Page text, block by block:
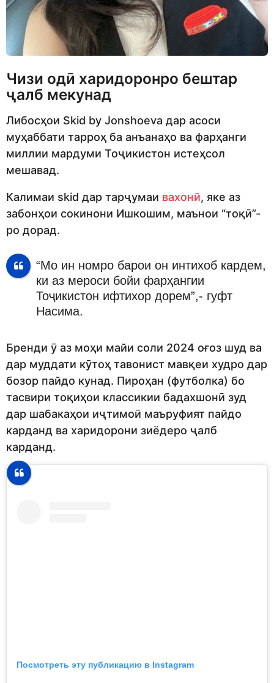
Чизи одӣ харидоронро бештар
ҷалб мекунад
Либосҳои Skid by Jonshoeva дар асоси
муҳаббати тарроҳ ба анъанаҳо ва фарҳанги
миллии мардуми Тоҷикистон истеҳсол
мешавад.
Калимаи skid дар тарҷумаи вахонӣ, яке аз
забонҳои сокинони Ишкошим, маънои “тоқӣ”-
ро дорад.
“Мо ин номро барои он интихоб кардем,
ки аз мероси бойи фарҳангии
Тоҷикистон ифтихор дорем”,- гуфт
Насима.
Бренди ӯ аз моҳи майи соли 2024 оғоз шуд ва
дар муддати кӯтоҳ тавонист мавқеи худро дар
бозор пайдо кунад. Пироҳан (футболка) бо
тасвири тоқиҳои классикии бадахшонӣ зуд
дар шабакаҳои иҷтимоӣ маъруфият пайдо
карданд ва харидорони зиёдеро ҷалб
карданд.
Посмотреть эту публикацию в Instagram